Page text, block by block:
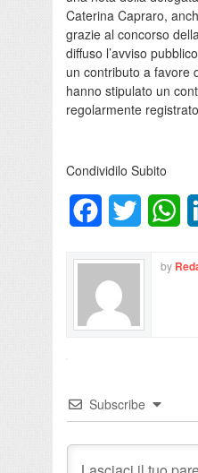
Caterina Capraro,
grazie al concorso
diffuso l’avviso
un contributo a favore
hanno stipulato un
regolarmente
Condividilo Subito
FacebookTwitter
by
Subscribe